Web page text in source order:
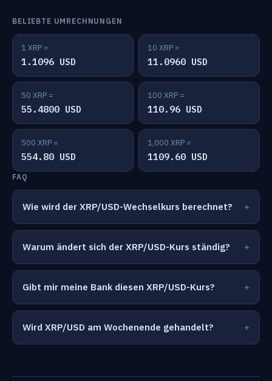
BELIEBTE UMRECHNUNGEN
1 XRP =
1.1096 USD
10 XRP =
11.0960 USD
50 XRP =
55.4800 USD
100 XRP =
110.96 USD
500 XRP =
554.80 USD
1,000 XRP =
1109.60 USD
FAQ
Wie wird der XRP/USD-Wechselkurs berechnet?
Warum ändert sich der XRP/USD-Kurs ständig?
Gibt mir meine Bank diesen XRP/USD-Kurs?
Wird XRP/USD am Wochenende gehandelt?